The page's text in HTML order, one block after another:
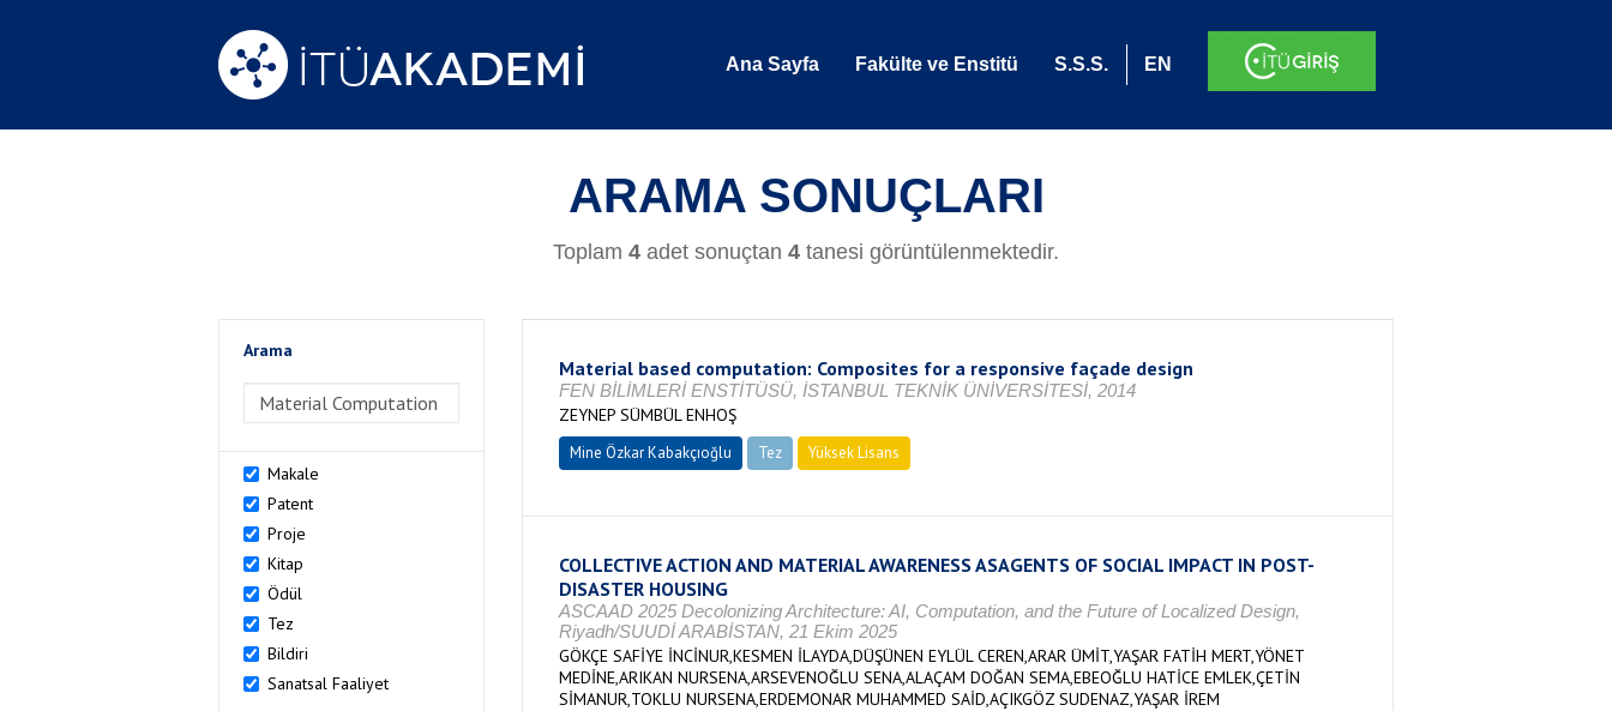
Ana Sayfa Fakülte ve Enstitü S.S.S. EN
ARAMA SONUÇLARI
Toplam 4 adet sonuçtan 4 tanesi görüntülenmektedir.
Arama
>Arama
Makale
Patent
Proje
Kitap
Ödül
Tez
Bildiri
Sanatsal Faaliyet
Material based computation: Composites for a responsive façade design
FEN BİLİMLERİ ENSTİTÜSÜ, İSTANBUL TEKNİK ÜNİVERSİTESİ, 2014
ZEYNEP SÜMBÜL ENHOŞ
Mine Özkar Kabakçıoğlu Tez Yüksek Lisans
COLLECTIVE ACTION AND MATERIAL AWARENESS ASAGENTS OF SOCIAL IMPACT IN POST-
DISASTER HOUSING
ASCAAD 2025 Decolonizing Architecture: AI, Computation, and the Future of Localized Design,
Riyadh/SUUDİ ARABİSTAN, 21 Ekim 2025
GÖKÇE SAFİYE İNCİNUR,KESMEN İLAYDA,DÜŞÜNEN EYLÜL CEREN,ARAR ÜMİT,YAŞAR FATİH MERT,YÖNET
MEDİNE,ARIKAN NURSENA,ARSEVENOĞLU SENA,ALAÇAM DOĞAN SEMA,EBEOĞLU HATİCE EMLEK,ÇETİN
SİMANUR,TOKLU NURSENA,ERDEMONAR MUHAMMED SAİD,AÇIKGÖZ SUDENAZ,YAŞAR İREM